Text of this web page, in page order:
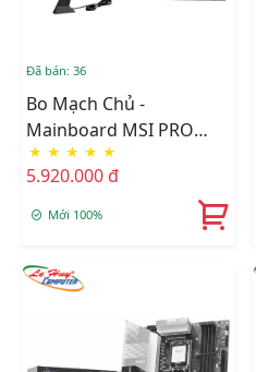
Đã bán: 36
Bo Mạch Chủ -
Mainboard MSI PRO
B860M-A WIFI DDR5
★ ★ ★ ★ ★
5.920.000 đ
Mới 100%